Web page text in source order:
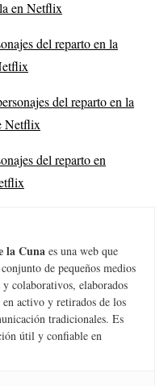
en Netflix
del reparto en la
del reparto en la
Netflix
del reparto en
la Cuna es una web que
de pequeños medios
y colaborativos, elaborados
activo y retirados de los
tradicionales. Es
útil y confiable en